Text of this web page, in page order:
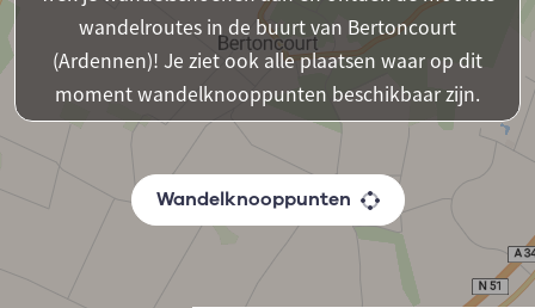
wandelroutes in de buurt van Bertoncourt
(Ardennen)! Je ziet ook alle plaatsen waar op dit
moment wandelknooppunten beschikbaar zijn.
Wandelknooppunten